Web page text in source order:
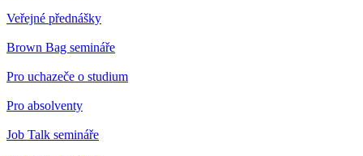
Veřejné přednášky
Brown Bag semináře
Pro uchazeče o studium
Pro absolventy
Job Talk semináře